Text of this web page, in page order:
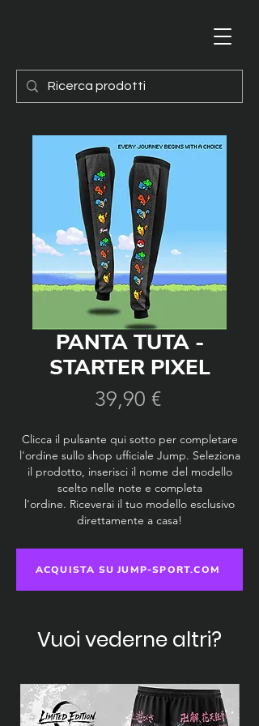
PANTA TUTA -
STARTER PIXEL
39,90 €Prezzo
Clicca il pulsante qui sotto per completare
l'ordine sullo shop ufficiale Jump. Seleziona
il prodotto, inserisci il nome del modello
scelto nelle note e completa
l'ordine. Riceverai il tuo modello esclusivo
direttamente a casa!
ACQUISTA SU JUMP-SPORT.COM
Vuoi vederne altri?